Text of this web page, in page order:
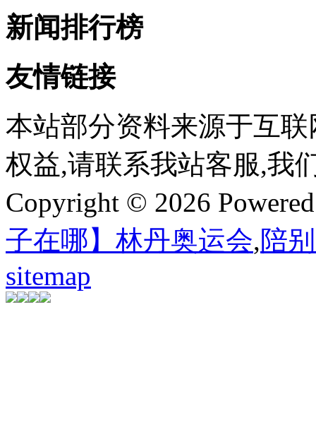
新闻排行榜
友情链接
本站部分资料来源于互
权益,请联系我站客服,我
Copyright © 2026
子在哪】林丹奥运会,陪
sitemap